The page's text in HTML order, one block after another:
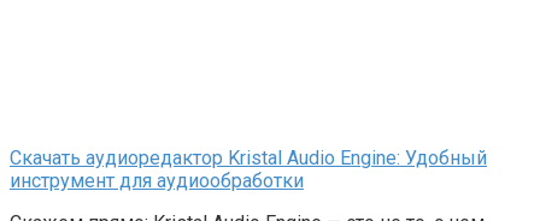
Скачать аудиоредактор Kristal Audio Engine: Удобный
инструмент для аудиообработки